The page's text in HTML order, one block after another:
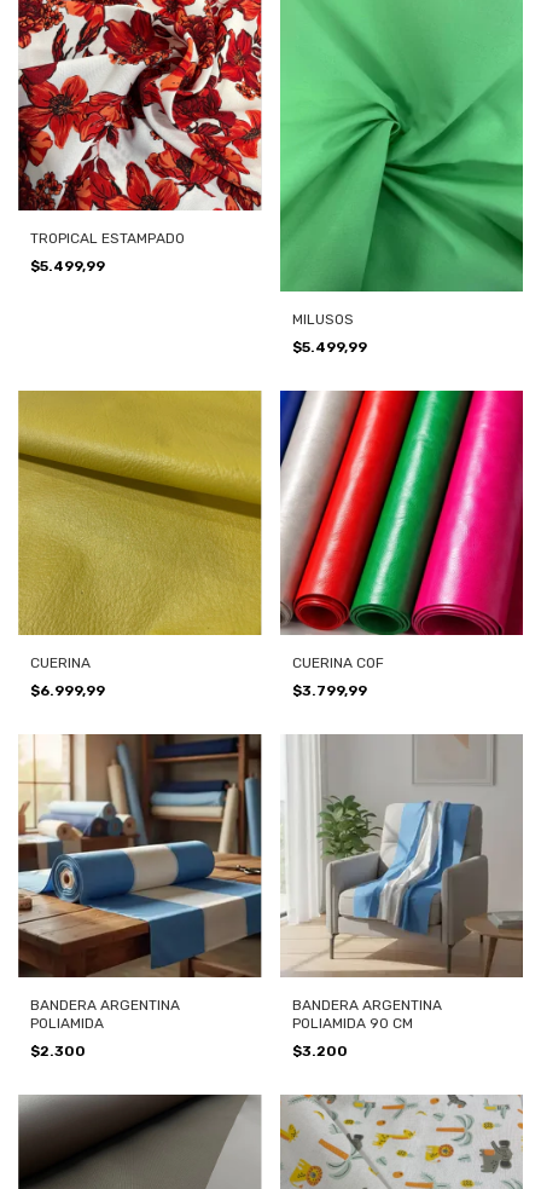
TROPICAL ESTAMPADO
$5.499,99
MILUSOS
$5.499,99
CUERINA
$6.999,99
CUERINA COF
$3.799,99
BANDERA ARGENTINA
POLIAMIDA
$2.300
BANDERA ARGENTINA
POLIAMIDA 90 CM
$3.200